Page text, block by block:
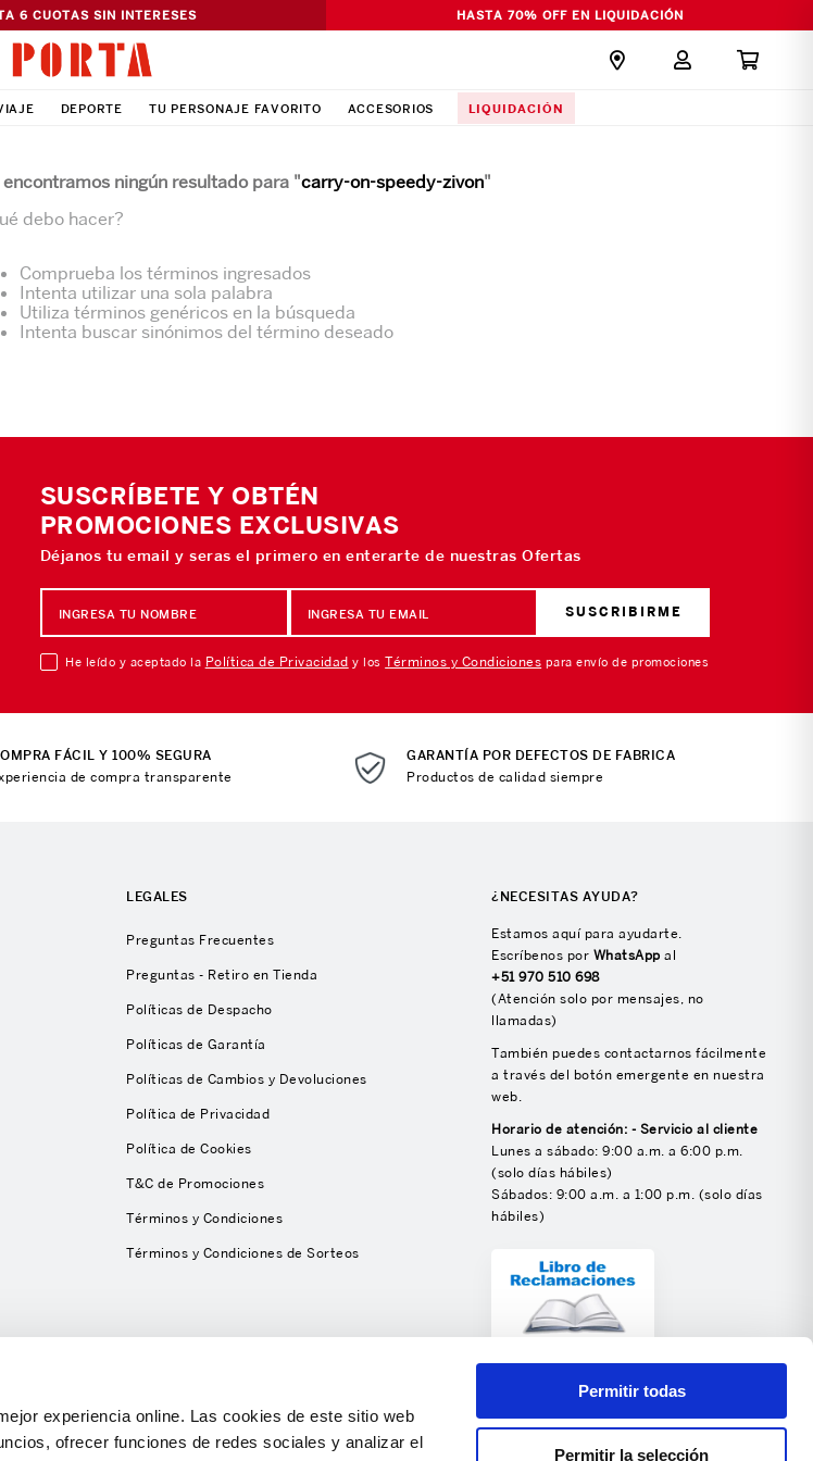
experiencia online. Las cookies de este sitio web
ofrecer funciones de redes sociales y analizar el
Permitir todas
Permitir la selección
6 CUOTAS SIN INTERESES HASTA 70% OFF EN LIQUIDACIÓN
DEPORTE TU PERSONAJE FAVORITO ACCESORIOS LIQUIDACIÓN
encontramos ningún resultado para "carry-on-speedy-zivon"
debo hacer?
Comprueba los términos ingresados
Intenta utilizar una sola palabra
Utiliza términos genéricos en la búsqueda
Intenta buscar sinónimos del término deseado
SUSCRÍBETE Y OBTÉN
PROMOCIONES EXCLUSIVAS
Déjanos tu email y seras el primero en enterarte de nuestras Ofertas
SUSCRIBIRME
He leído y aceptado la Política de Privacidad y losTérminos y Condiciones para envío de promociones
FÁCIL Y 100% SEGURA
de compra transparente
GARANTÍA POR DEFECTOS DE FABRICA
Productos de calidad siempre
LEGALES
Preguntas Frecuentes
Preguntas - Retiro en Tienda
Políticas de Despacho
Políticas de Garantía
Políticas de Cambios y Devoluciones
Política de Privacidad
Política de Cookies
T&C de Promociones
Términos y Condiciones
Términos y Condiciones de Sorteos
¿NECESITAS AYUDA?
Estamos aquí para ayudarte.
Escríbenos por WhatsApp al
+51 970 510 698
(Atención solo por mensajes, no
llamadas)
También puedes contactarnos fácilmente
a través del botón emergente en nuestra
web.
Horario de atención: - Servicio al cliente
Lunes a sábado: 9:00 a.m. a 6:00 p.m.
(solo días hábiles)
Sábados: 9:00 a.m. a 1:00 p.m. (solo días
hábiles)